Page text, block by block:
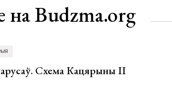
на Budzma.org
Схема Кацярыны ІІ